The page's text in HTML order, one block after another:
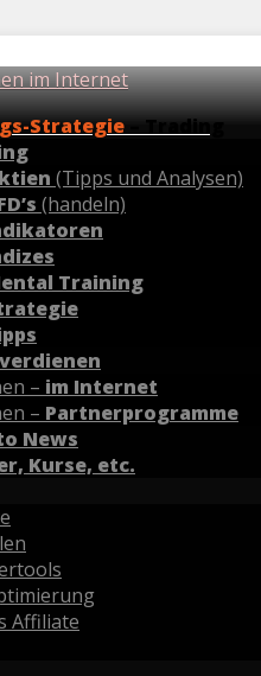
im Internet
Strategie – Trading
(Tipps und Analysen)
(handeln)
Training
– im Internet
– Partnerprogramme
News
Kurse, etc.
Affiliate